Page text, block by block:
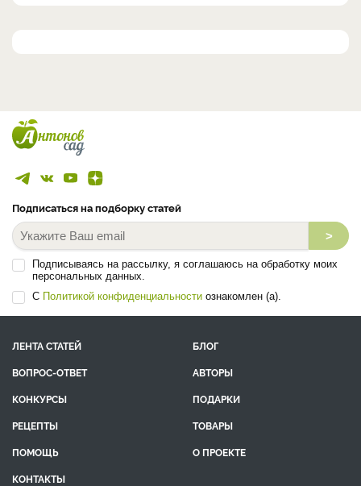
Подписаться на подборку статей
>
Подписываясь на рассылку, я соглашаюсь на обработку моих
персональных данных.
С Политикой конфиденциальности ознакомлен (а).
ЛЕНТА СТАТЕЙ
БЛОГ
ВОПРОС-ОТВЕТ
АВТОРЫ
КОНКУРСЫ
ПОДАРКИ
РЕЦЕПТЫ
ТОВАРЫ
ПОМОЩЬ
О ПРОЕКТЕ
КОНТАКТЫ